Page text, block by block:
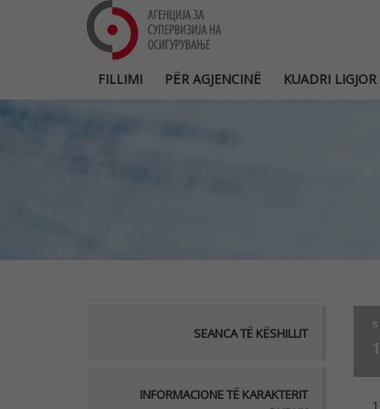
FILLIMI PËR AGJENCINË KUADRI LIGJOR
SEANCA TË KËSHILLIT
INFORMACIONE TË KARAKTERIT